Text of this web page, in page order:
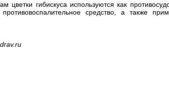
гибискуса используются как
средство, а также